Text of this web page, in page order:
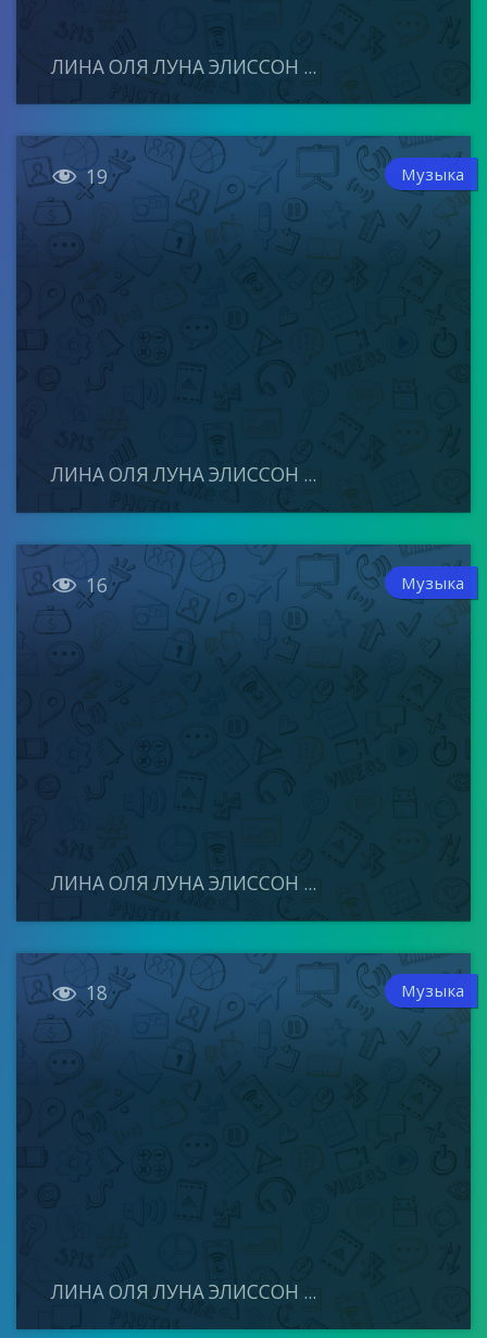
ЛИНА ОЛЯ ЛУНА ЭЛИССОН ...
 19 Музыка
ЛИНА ОЛЯ ЛУНА ЭЛИССОН ...
 16 Музыка
ЛИНА ОЛЯ ЛУНА ЭЛИССОН ...
 18 Музыка
ЛИНА ОЛЯ ЛУНА ЭЛИССОН ...